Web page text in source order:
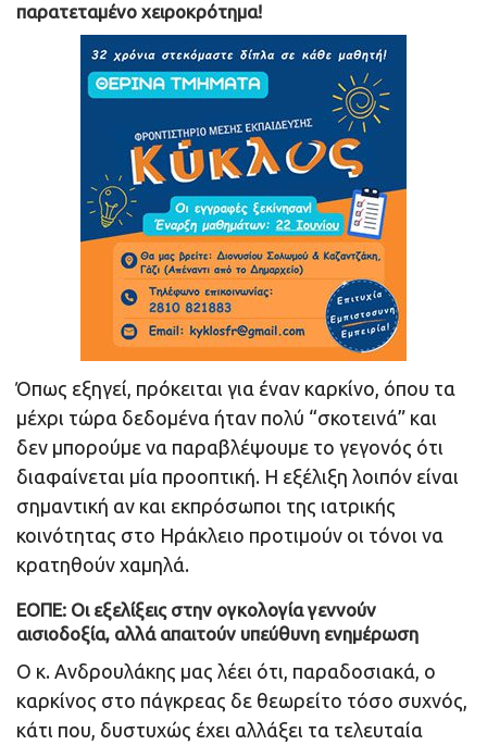
παρατεταμένο χειροκρότημα!
Όπως εξηγεί, πρόκειται για έναν καρκίνο, όπου τα
μέχρι τώρα δεδομένα ήταν πολύ “σκοτεινά” και
δεν μπορούμε να παραβλέψουμε το γεγονός ότι
διαφαίνεται μία προοπτική. Η εξέλιξη λοιπόν είναι
σημαντική αν και εκπρόσωποι της ιατρικής
κοινότητας στο Ηράκλειο προτιμούν οι τόνοι να
κρατηθούν χαμηλά.
ΕΟΠΕ: Οι εξελίξεις στην ογκολογία γεννούν
αισιοδοξία, αλλά απαιτούν υπεύθυνη ενημέρωση
Ο κ. Ανδρουλάκης μας λέει ότι, παραδοσιακά, ο
καρκίνος στο πάγκρεας δε θεωρείτο τόσο συχνός,
κάτι που, δυστυχώς έχει αλλάξει τα τελευταία